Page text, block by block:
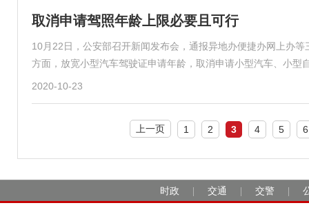
取消申请驾照年龄上限必要且可行
10月22日，公安部召开新闻发布会，通报异地办便捷办网上办
方面，放宽小型汽车驾驶证申请年龄，取消申请小型汽车、小型
2020-10-23
上一页 1 2 3 4 5 6
时政 交通 交警